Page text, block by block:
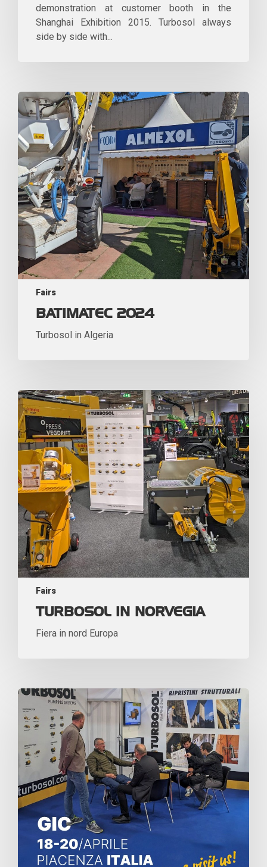
demonstration at customer booth in the
Shanghai Exhibition 2015. Turbosol always
side by side with...
Fairs
BATIMATEC 2024
Turbosol in Algeria
Fairs
TURBOSOL IN NORVEGIA
Fiera in nord Europa